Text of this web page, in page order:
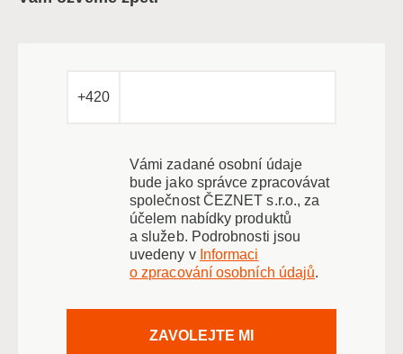
+420
Vámi zadané osobní údaje
bude jako správce zpracovávat
společnost ČEZNET s.r.o., za
účelem nabídky produktů
a služeb. Podrobnosti jsou
uvedeny v Informaci
o zpracování osobních údajů.
ZAVOLEJTE MI